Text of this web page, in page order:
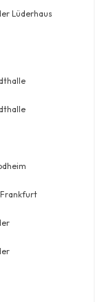
Lüderhaus